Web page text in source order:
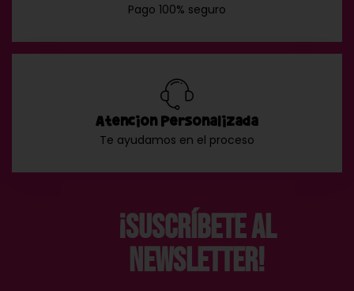
Pago 100% seguro
Atención Personalizada
Te ayudamos en el proceso
¡Suscríbete al
Newsletter!